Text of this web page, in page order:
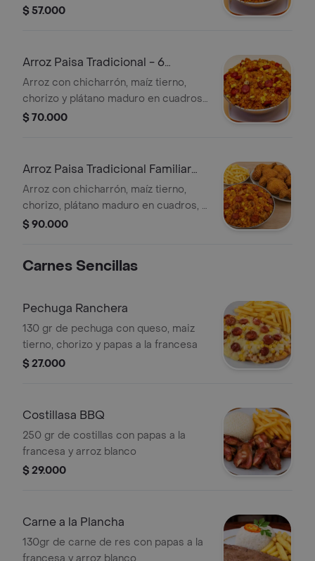
una adición.
$ 57.000
Arroz Paisa Tradicional - 6
personas
Arroz con chicharrón, maíz tierno,
chorizo y plátano maduro en cuadros
y una adición.
$ 70.000
Arroz Paisa Tradicional Familiar
Especia
Arroz con chicharrón, maíz tierno,
chorizo, plátano maduro en cuadros, 1
pollo broaster y papas a la francesa.
$ 90.000
Carnes Sencillas
Pechuga Ranchera
130 gr de pechuga con queso, maiz
tierno, chorizo y papas a la francesa
$ 27.000
Costillasa BBQ
250 gr de costillas con papas a la
francesa y arroz blanco
$ 29.000
Carne a la Plancha
130gr de carne de res con papas a la